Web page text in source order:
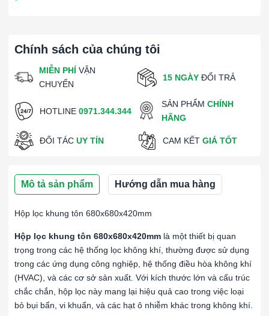
Chính sách của chúng tôi
MIỄN PHÍ VẬN
CHUYỂN
15 NGÀY ĐỔI TRẢ
HOTLINE 0971.344.344
SẢN PHẨMCHÍNH
HÃNG
ĐỐI TÁC UY TÍN CAM KẾT GIÁ TỐT
Mô tả sản phẩm Hướng dẫn mua hàng
Hộp lọc khung tôn 680x680x420mm
Hộp lọc khung tôn 680x680x420mm là một thiết bị quan
trọng trong các hệ thống lọc không khí, thường được sử dụng
trong các ứng dụng công nghiệp, hệ thống điều hòa không khí
(HVAC), và các cơ sở sản xuất. Với kích thước lớn và cấu trúc
chắc chắn, hộp lọc này mang lại hiệu quả cao trong việc loại
bỏ bụi bẩn, vi khuẩn, và các hạt ô nhiễm khác trong không khí.